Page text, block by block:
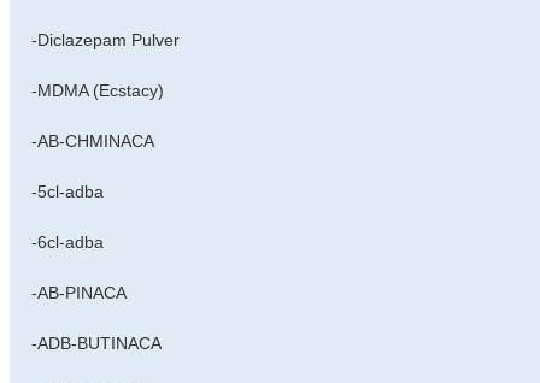
-Diclazepam Pulver
-MDMA (Ecstacy)
-AB-CHMINACA
-5cl-adba
-6cl-adba
-AB-PINACA
-ADB-BUTINACA